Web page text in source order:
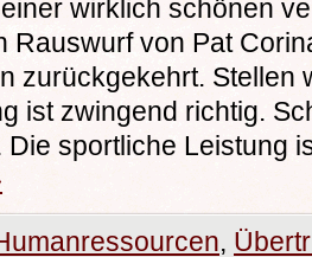
wirklich schönen
Rauswurf von Pat
zurückgekehrt. Stellen
ist zwingend richtig.
Die sportliche Leistung
,